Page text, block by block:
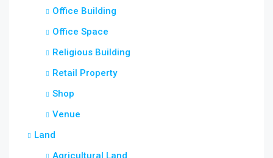
Office Building
Office Space
Religious Building
Retail Property
Shop
Venue
Land
Agricultural Land